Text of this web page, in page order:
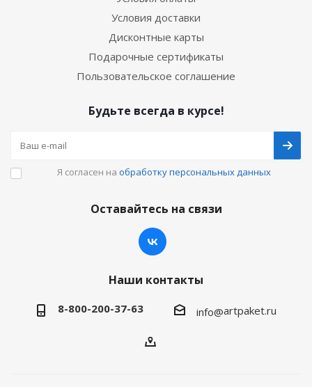
Условия доставки
Дисконтные карты
Подарочные сертификаты
Пользовательское соглашение
Будьте всегда в курсе!
Я согласен на обработку персональных данных
Оставайтесь на связи
Наши контакты
8-800-200-37-63 info@artpaket.ru